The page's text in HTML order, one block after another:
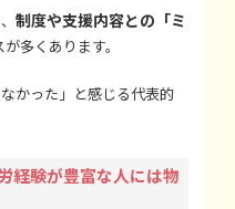
制度や支援内容との「ミ
多くあります。
かった」と感じる代表的
経験が豊富な人には物